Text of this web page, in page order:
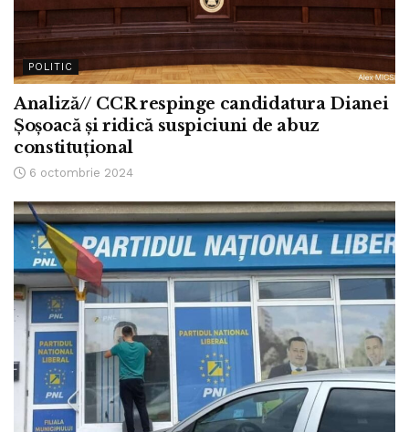
POLITIC
Analiză// CCR respinge candidatura Dianei
Șoșoacă și ridică suspiciuni de abuz
constituțional
6 octombrie 2024